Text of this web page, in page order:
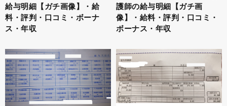
給与明細【ガチ画像】・給
料・評判・口コミ・ボーナ
ス・年収
護師の給与明細【ガチ画
像】・給料・評判・口コミ・
ボーナス・年収